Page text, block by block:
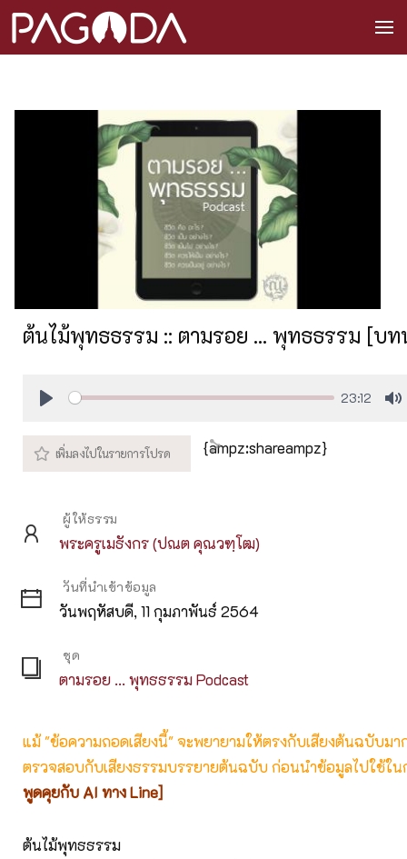
ต้นไม้พุทธธรรม :: ตามรอย ... พุทธธรรม [บ
23:12
{ampz:shareampz}
ผู้ให้ธรรม
พระครูเมธังกร (ปณต คุณวฑฺโฒ)
วันที่นำเข้าข้อมูล
วันพฤหัสบดี, 11 กุมภาพันธ์ 2564
ชุด
ตามรอย ... พุทธธรรม Podcast
แม้ "ข้อความถอดเสียงนี้" จะพยายามให้ตรงกับเสียงต้นฉบับม
ตรวจสอบกับเสียงธรรมบรรยายต้นฉบับ ก่อนนำข้อมูลไปใช้ใน
พูดคุยกับ AI ทาง Line]
ต้นไม้พุทธธรรม